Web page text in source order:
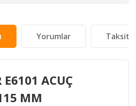
Yorumlar Taksit
E6101 ACUÇ
MM